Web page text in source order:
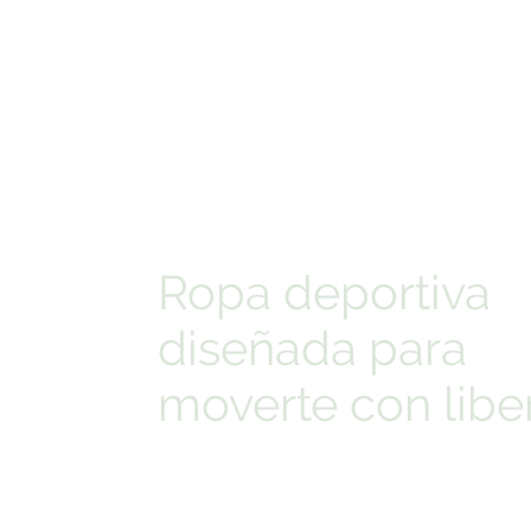
Ropa deportiva
diseñada para
moverte con